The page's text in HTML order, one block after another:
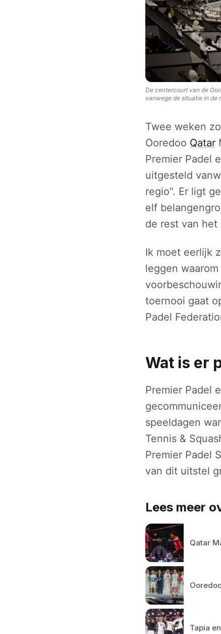
De centercourt van de
vanwege de situatie in de
Twee weken
Ooredoo Qatar
Premier Padel
uitgesteld
regio". Er ligt
elf
de rest van
Ik moet eerlijk
leggen
toernooi gaat
Padel
Wat is er
Premier Padel
speeldagen
Tennis &
Premier Padel
van dit uitstel
Lees meer
Qatar
Tapia